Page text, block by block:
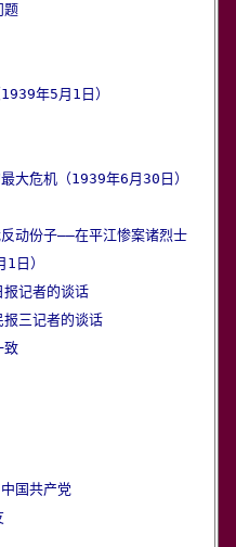
题
年5月1日）
大危机（1939年6月30日）
动份子——在平江惨案诸烈士
日）
记者的谈话
三记者的谈话
致
国共产党